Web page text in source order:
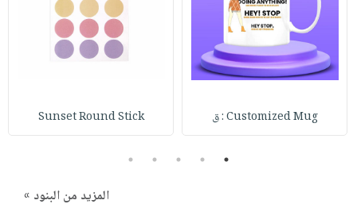
Customized Mug : ق Sunset Round Stick
1
2
3
4
5
المزيد من البنود »